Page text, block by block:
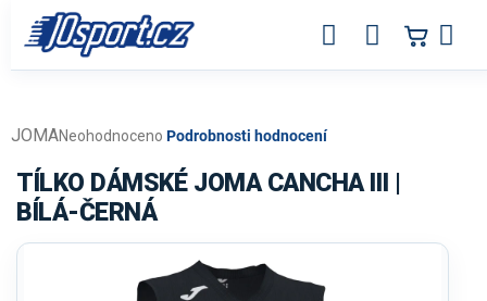
obsah
Průměrné
produktu
je
0,0
Neohodnoceno Podrobnosti hodnocení
JOMA
TÍLKO DÁMSKÉ JOMA CANCHA III |
BÍLÁ-ČERNÁ